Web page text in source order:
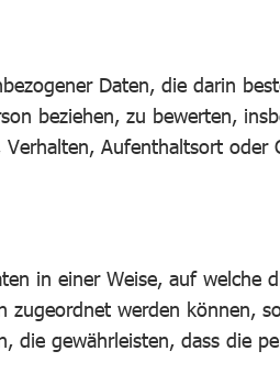
Daten, die darin
beziehen, zu bewerten,
Aufenthaltsort
in einer Weise, auf welche
werden können,
die gewährleisten, dass die